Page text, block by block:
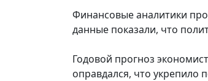
Финансовые аналитики
данные показали, что
Годовой прогноз
оправдался, что укрепило